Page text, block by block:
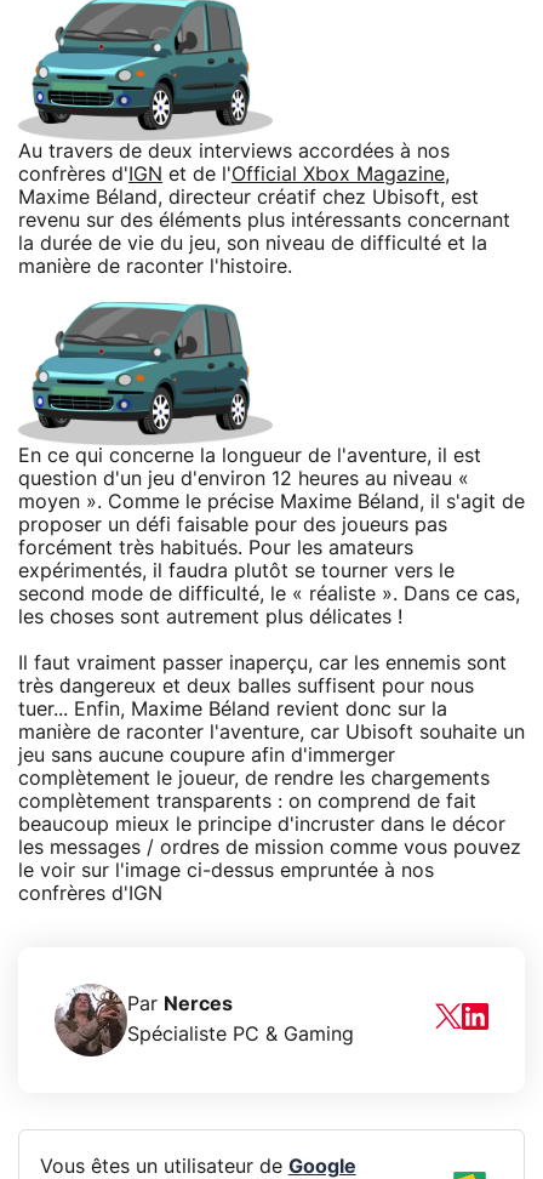
Au travers de deux interviews accordées à nos
confrères d' IGN et de l'Official Xbox Magazine,
Maxime Béland, directeur créatif chez Ubisoft, est
revenu sur des éléments plus intéressants concernant
la durée de vie du jeu, son niveau de difficulté et la
manière de raconter l'histoire.
En ce qui concerne la longueur de l'aventure, il est
question d'un jeu d'environ 12 heures au niveau «
moyen ». Comme le précise Maxime Béland, il s'agit de
proposer un défi faisable pour des joueurs pas
forcément très habitués. Pour les amateurs
expérimentés, il faudra plutôt se tourner vers le
second mode de difficulté, le « réaliste ». Dans ce cas,
les choses sont autrement plus délicates !
Il faut vraiment passer inaperçu, car les ennemis sont
très dangereux et deux balles suffisent pour nous
tuer... Enfin, Maxime Béland revient donc sur la
manière de raconter l'aventure, car Ubisoft souhaite un
jeu sans aucune coupure afin d'immerger
complètement le joueur, de rendre les chargements
complètement transparents : on comprend de fait
beaucoup mieux le principe d'incruster dans le décor
les messages / ordres de mission comme vous pouvez
le voir sur l'image ci-dessus empruntée à nos
confrères d'IGN
Par Nerces
Spécialiste PC & Gaming
Vous êtes un utilisateur de Google